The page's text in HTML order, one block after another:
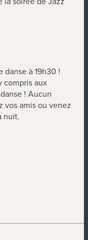
danse à 19h30 !
compris aux
! Aucun
vos amis ou venez
nuit.